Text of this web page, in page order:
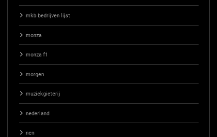
mkb bedrijven lijst
monza
monza f1
morgen
muziekgieterij
nederland
nen